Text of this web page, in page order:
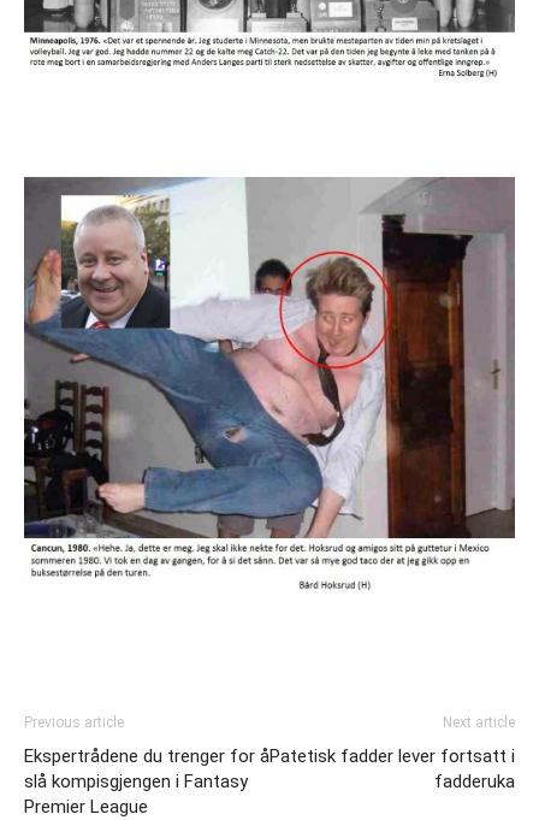
Previous article
Ekspertrådene du trenger for å
slå kompisgjengen i Fantasy
Premier League
Next article
Patetisk fadder lever fortsatt i
fadderuka